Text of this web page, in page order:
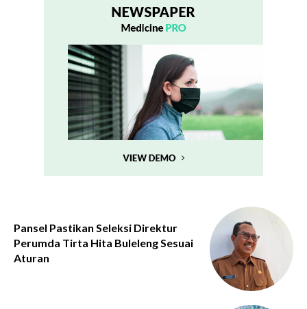
Pansel Pastikan Seleksi Direktur
Perumda Tirta Hita Buleleng Sesuai
Aturan